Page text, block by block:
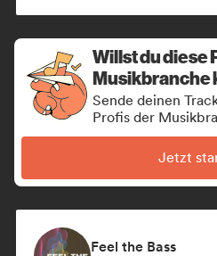
Willst du diese
Musikbranche
Sende deinen
Profis der
Jetzt
Feel the Bass